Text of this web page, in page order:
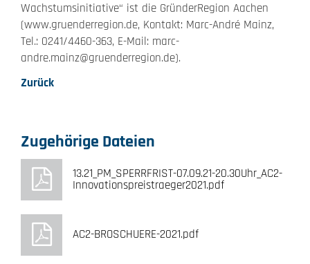
Wachstumsinitiative“ ist die GründerRegion Aachen
(www.gruenderregion.de, Kontakt: Marc-André Mainz,
Tel.: 0241/4460-363, E-Mail: marc-
andre.mainz@gruenderregion.de).
Zurück
Zugehörige Dateien
13.21_PM_SPERRFRIST-07.09.21-20.30Uhr_AC2-
Innovationspreistraeger2021.pdf
AC2-BROSCHUERE-2021.pdf